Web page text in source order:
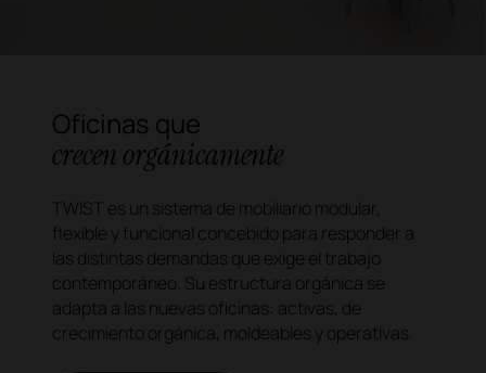
Oficinas que
crecen orgánicamente
TWIST es un sistema de mobiliario modular,
flexible y funcional concebido para responder a
las distintas demandas que exige el trabajo
contemporáneo. Su estructura orgánica se
adapta a las nuevas oficinas: activas, de
crecimiento orgánica, moldeables y operativas.